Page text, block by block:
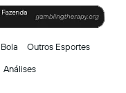
Outros Esportes
Análises